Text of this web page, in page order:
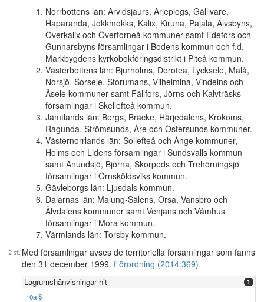
Norrbottens län: Arvidsjaurs, Arjeplogs, Gällivare,
Haparanda, Jokkmokks, Kalix, Kiruna, Pajala, Älvsbyns,
Överkalix och Övertorneå kommuner samt Edefors och
Gunnarsbyns församlingar i Bodens kommun och f.d.
Markbygdens kyrkobokföringsdistrikt i Piteå kommun.
Västerbottens län: Bjurholms, Dorotea, Lycksele, Malå,
Norsjö, Sorsele, Storumans, Vilhelmina, Vindelns och
Åsele kommuner samt Fällfors, Jörns och Kalvträsks
församlingar i Skellefteå kommun.
Jämtlands län: Bergs, Bräcke, Härjedalens, Krokoms,
Ragunda, Strömsunds, Åre och Östersunds kommuner.
Västernorrlands län: Sollefteå och Ånge kommuner,
Holms och Lidens församlingar i Sundsvalls kommun
samt Anundsjö, Björna, Skorpeds och Trehörningsjö
församlingar i Örnsköldsviks kommun.
Gävleborgs län: Ljusdals kommun.
Dalarnas län: Malung-Sälens, Orsa, Vansbro och
Älvdalens kommuner samt Venjans och Våmhus
församlingar i Mora kommun.
Värmlands län: Torsby kommun.
Med församlingar avses de territoriella församlingar som fanns
den 31 december 1999. Förordning (2014:369).
Lagrumshänvisningar hit 1
10a §